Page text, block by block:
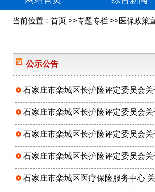
当前位置： 首页 >>专题专栏 >>医保政策
公示公告
石家庄市栾城区长护险评定委员会
石家庄市栾城区长护险评定委员会
石家庄市栾城区长护险评定委员会
石家庄市栾城区长护险评定委员会
石家庄市栾城区医疗保险服务中心